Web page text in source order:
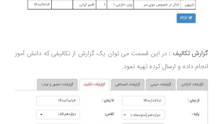
گزارش تکالیف : در این قسمت می توان یک گزارش از تکالیفی که دانش آموز
انجام داده و ارسال کرده تهیه نمود.